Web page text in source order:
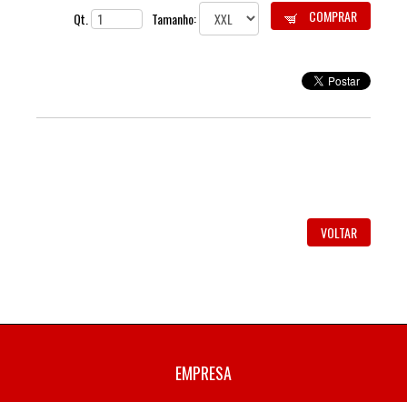
Qt. Tamanho: COMPRAR
VOLTAR
EMPRESA